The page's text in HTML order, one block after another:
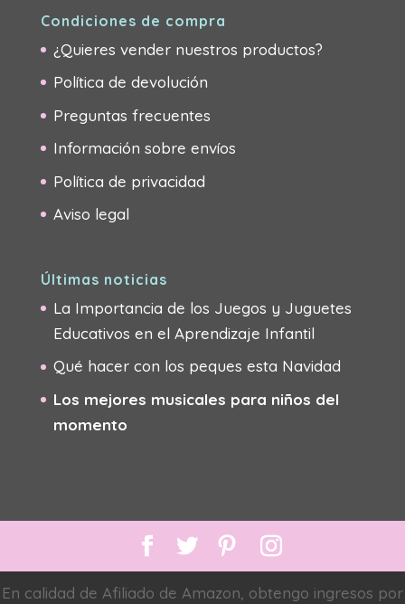
Condiciones de compra
¿Quieres vender nuestros productos?
Política de devolución
Preguntas frecuentes
Información sobre envíos
Política de privacidad
Aviso legal
Últimas noticias
La Importancia de los Juegos y Juguetes
Educativos en el Aprendizaje Infantil
Qué hacer con los peques esta Navidad
Los mejores musicales para niños del
momento
En calidad de Afiliado de Amazon, obtengo ingresos por